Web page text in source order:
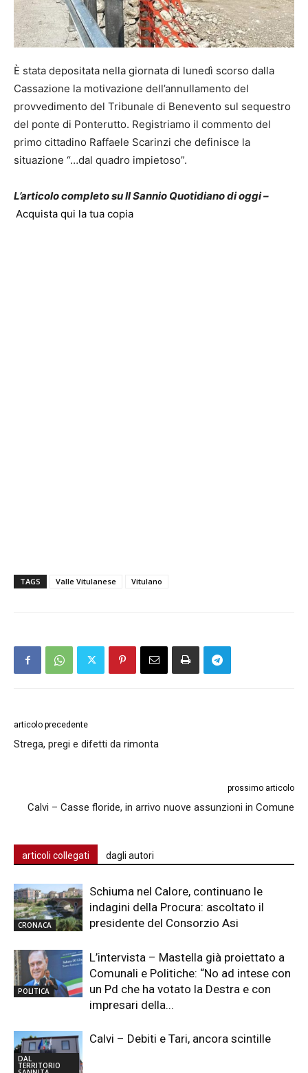
È stata depositata nella giornata di lunedì scorso dalla
Cassazione la motivazione dell’annullamento del
provvedimento del Tribunale di Benevento sul sequestro
del ponte di Ponterutto. Registriamo il commento del
primo cittadino Raffaele Scarinzi che definisce la
situazione “…dal quadro impietoso”.
L’articolo completo su Il Sannio Quotidiano di oggi –
Acquista qui la tua copia
TAGS Valle Vitulanese Vitulano
articolo precedente
Strega, pregi e difetti da rimonta
prossimo articolo
Calvi – Casse floride, in arrivo nuove assunzioni in Comune
articoli collegati dagli autori
CRONACA
Schiuma nel Calore, continuano le
indagini della Procura: ascoltato il
presidente del Consorzio Asi
POLITICA
L’intervista – Mastella già proiettato a
Comunali e Politiche: “No ad intese con
un Pd che ha votato la Destra e con
impresari della...
DAL
TERRITORIO
Calvi – Debiti e Tari, ancora scintille